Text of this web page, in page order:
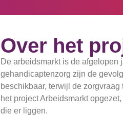
Over het
De arbeidsmarkt is de afgelopen
gehandicaptenzorg zijn de
beschikbaar, terwijl de
het project Arbeidsmarkt
die er liggen.